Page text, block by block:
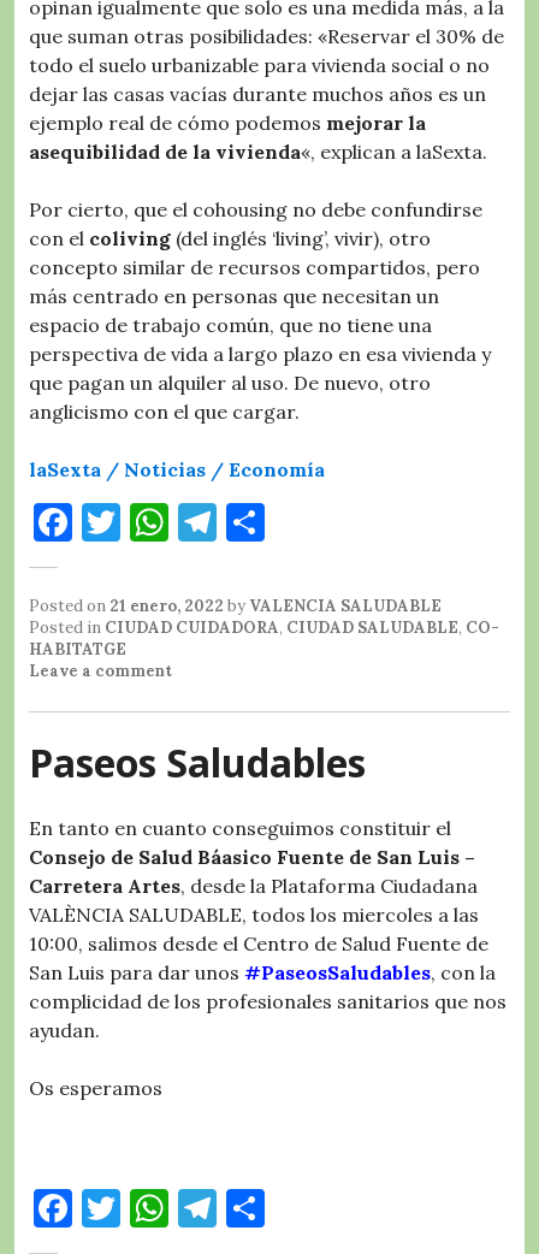
opinan igualmente que solo es una medida más, a la
que suman otras posibilidades: «Reservar el 30% de
todo el suelo urbanizable para vivienda social o no
dejar las casas vacías durante muchos años es un
ejemplo real de cómo podemos mejorar la
asequibilidad de la vivienda«, explican a laSexta.
Por cierto, que el cohousing no debe confundirse
con el coliving (del inglés ‘living’, vivir), otro
concepto similar de recursos compartidos, pero
más centrado en personas que necesitan un
espacio de trabajo común, que no tiene una
perspectiva de vida a largo plazo en esa vivienda y
que pagan un alquiler al uso. De nuevo, otro
anglicismo con el que cargar.
laSexta / Noticias / Economía
F
c
e
b
o
o
k
T
it
te
r
W
at
s
A
p
p
T
e
g
a
m
m
p
rt
ir
Posted on 21 enero, 2022 by VALENCIA SALUDABLE
Posted in CIUDAD CUIDADORA, CIUDAD SALUDABLE, CO-
HABITATGE
Leave a comment
Paseos Saludables
En tanto en cuanto conseguimos constituir el
Consejo de Salud Báasico Fuente de San Luis –
Carretera Artes, desde la Plataforma Ciudadana
VALÈNCIA SALUDABLE, todos los miercoles a las
10:00, salimos desde el Centro de Salud Fuente de
San Luis para dar unos #PaseosSaludables, con la
complicidad de los profesionales sanitarios que nos
ayudan.
Os esperamos
F T W T